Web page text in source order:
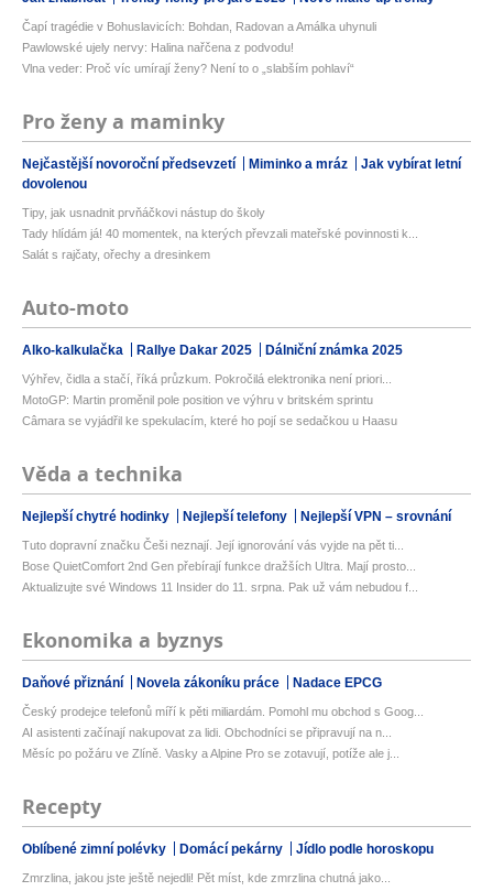
Čapí tragédie v Bohuslavicích: Bohdan, Radovan a Amálka uhynuli
Pawlowské ujely nervy: Halina nařčena z podvodu!
Vlna veder: Proč víc umírají ženy? Není to o „slabším pohlaví“
Pro ženy a maminky
Nejčastější novoroční předsevzetí Miminko a mráz
Jak vybírat letní
dovolenou
Tipy, jak usnadnit prvňáčkovi nástup do školy
Tady hlídám já! 40 momentek, na kterých převzali mateřské povinnosti k...
Salát s rajčaty, ořechy a dresinkem
Auto-moto
Alko-kalkulačka Rallye Dakar 2025 Dálniční známka 2025
Výhřev, čidla a stačí, říká průzkum. Pokročilá elektronika není priori...
MotoGP: Martin proměnil pole position ve výhru v britském sprintu
Câmara se vyjádřil ke spekulacím, které ho pojí se sedačkou u Haasu
Věda a technika
Nejlepší chytré hodinky Nejlepší telefony Nejlepší VPN – srovnání
Tuto dopravní značku Češi neznají. Její ignorování vás vyjde na pět ti...
Bose QuietComfort 2nd Gen přebírají funkce dražších Ultra. Mají prosto...
Aktualizujte své Windows 11 Insider do 11. srpna. Pak už vám nebudou f...
Ekonomika a byznys
Daňové přiznání Novela zákoníku práce Nadace EPCG
Český prodejce telefonů míří k pěti miliardám. Pomohl mu obchod s Goog...
AI asistenti začínají nakupovat za lidi. Obchodníci se připravují na n...
Měsíc po požáru ve Zlíně. Vasky a Alpine Pro se zotavují, potíže ale j...
Recepty
Oblíbené zimní polévky Domácí pekárny Jídlo podle horoskopu
Zmrzlina, jakou jste ještě nejedli! Pět míst, kde zmrzlina chutná jako...